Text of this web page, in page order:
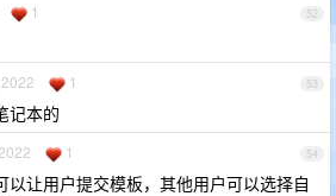
52
1
53
1
记本的
54
1
以让用户提交模板，其他用户可以选择自